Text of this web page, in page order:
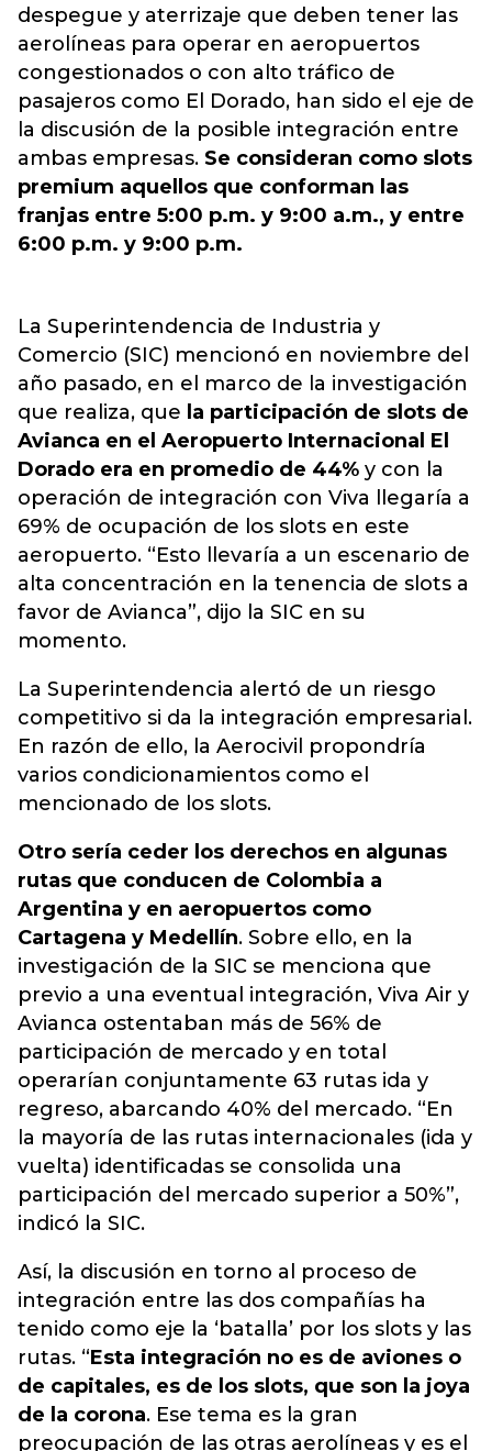
despegue y aterrizaje que deben tener las
aerolíneas para operar en aeropuertos
congestionados o con alto tráfico de
pasajeros como El Dorado, han sido el eje de
la discusión de la posible integración entre
ambas empresas. Se consideran como slots
premium aquellos que conforman las
franjas entre 5:00 p.m. y 9:00 a.m., y entre
6:00 p.m. y 9:00 p.m.
La Superintendencia de Industria y
Comercio (SIC) mencionó en noviembre del
año pasado, en el marco de la investigación
que realiza, que la participación de slots de
Avianca en el Aeropuerto Internacional El
Dorado era en promedio de 44% y con la
operación de integración con Viva llegaría a
69% de ocupación de los slots en este
aeropuerto. “Esto llevaría a un escenario de
alta concentración en la tenencia de slots a
favor de Avianca”, dijo la SIC en su
momento.
La Superintendencia alertó de un riesgo
competitivo si da la integración empresarial.
En razón de ello, la Aerocivil propondría
varios condicionamientos como el
mencionado de los slots.
Otro sería ceder los derechos en algunas
rutas que conducen de Colombia a
Argentina y en aeropuertos como
Cartagena y Medellín. Sobre ello, en la
investigación de la SIC se menciona que
previo a una eventual integración, Viva Air y
Avianca ostentaban más de 56% de
participación de mercado y en total
operarían conjuntamente 63 rutas ida y
regreso, abarcando 40% del mercado. “En
la mayoría de las rutas internacionales (ida y
vuelta) identificadas se consolida una
participación del mercado superior a 50%”,
indicó la SIC.
Así, la discusión en torno al proceso de
integración entre las dos compañías ha
tenido como eje la ‘batalla’ por los slots y las
rutas. “Esta integración no es de aviones o
de capitales, es de los slots, que son la joya
de la corona. Ese tema es la gran
preocupación de las otras aerolíneas y es el